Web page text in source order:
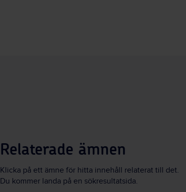
Relaterade ämnen
Klicka på ett ämne för hitta innehåll relaterat till det.
Du kommer landa på en sökresultatsida.